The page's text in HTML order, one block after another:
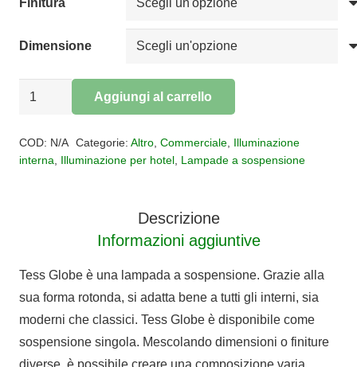
Dimensione
SOSPENSIONE
quantità
Aggiungi al carrello
COD: N/A Categorie: Altro, Commerciale, Illuminazione
interna
Illuminazione per hotel Lampade a sospensione
Descrizione
Informazioni aggiuntive
Tess Globe è una lampada a sospensione.‎ Grazie alla
sua forma rotonda, si adatta bene a tutti gli interni, sia
moderni che classici.‎ Tess Globe è disponibile come
sospensione singola.‎ Mescolando dimensioni o finiture
diverse, è possibile creare una composizione varia.‎